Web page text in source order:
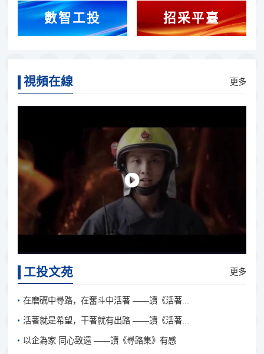
數智工投 招采平臺
視頻在線 更多
工投文苑 更多
在磨礪中尋路，在奮斗中活著 ——讀《活著...
活著就是希望，干著就有出路 ——讀《活著...
以企為家 同心致遠 ——讀《尋路集》有感